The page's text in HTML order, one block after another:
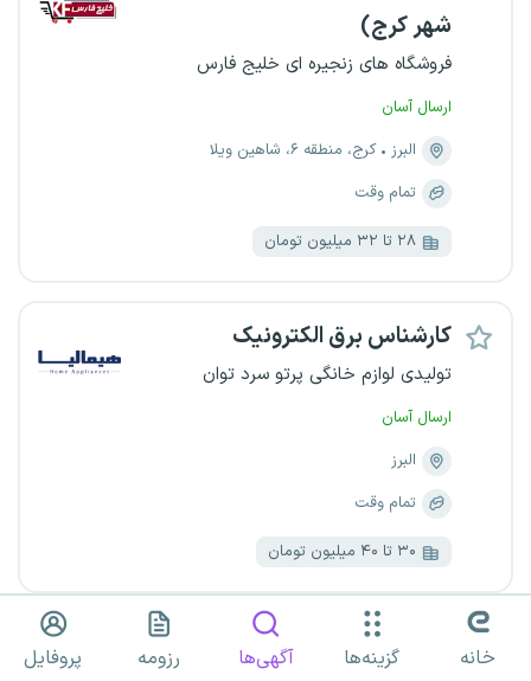
شهر کرج)
فروشگاه های زنجیره ای خلیج فارس
ارسال آسان
البرز
کرج، منطقه ۶، شاهین ویلا
تمام وقت
۲۸ تا ۳۲ میلیون تومان
کارشناس برق الکترونیک
تولیدی لوازم خانگی پرتو سرد توان
ارسال آسان
البرز
تمام وقت
۳۰ تا ۴۰ میلیون تومان
کارشناس کنترل کیفیت (صنعت
خانه گزینه‌ها آگهی‌ها رزومه پروفایل